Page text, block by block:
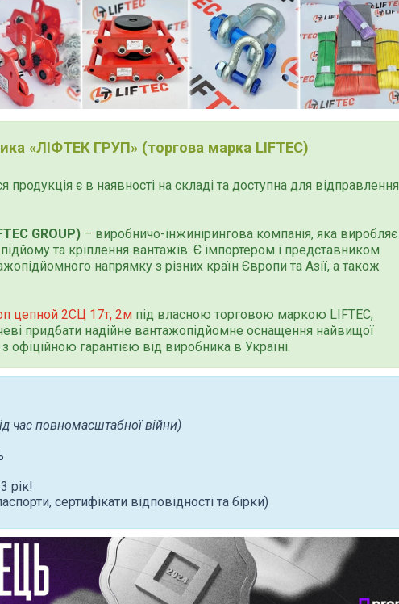
«ЛІФТЕК ГРУП» (торгова марка LIFTEC)
є в наявності на складі та доступна для відправлення
GROUP) – виробничо-інжинірингова компанія, яка виробляє
та кріплення вантажів. Є імпортером і представником
напрямку з різних країн Європи та Азії, а також
цепной 2СЦ 17т, 2м під власною торговою маркою LIFTEC,
придбати надійне вантажопідйомне оснащення найвищої
офіційною гарантією від виробника в Україні.
час повномасштабної війни)
рік!
сертифікати відповідності та бірки)